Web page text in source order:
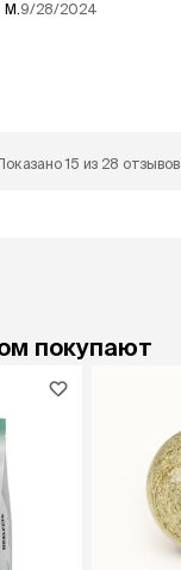
М. 9/28/2024
15 из 28 отзывов
покупают